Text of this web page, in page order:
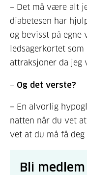
− Det må være alt
diabetesen har
og bevisst på egne
ledsagerkortet
attraksjoner da jeg
− Og det verste?
− En alvorlig
natten når du vet
vet at du må få deg
Bli